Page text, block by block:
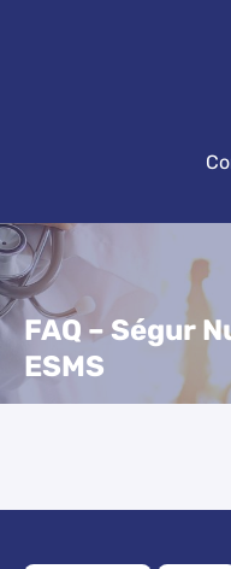
FAQ – Ségur
ESMS